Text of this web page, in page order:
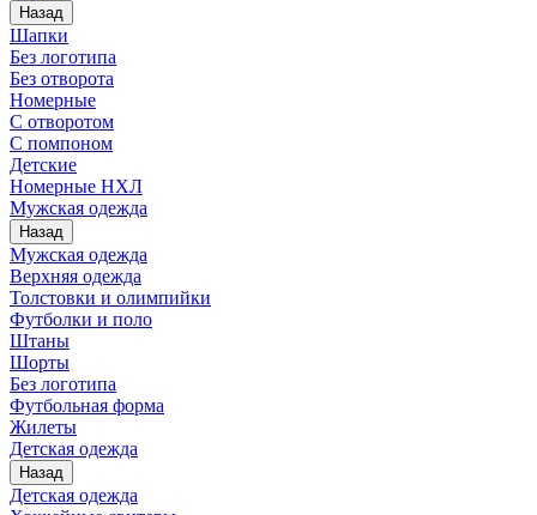
Назад
Шапки
Без логотипа
Без отворота
Номерные
С отворотом
С помпоном
Детские
Номерные НХЛ
Мужская одежда
Назад
Мужская одежда
Верхняя одежда
Толстовки и олимпийки
Футболки и поло
Штаны
Шорты
Без логотипа
Футбольная форма
Жилеты
Детская одежда
Назад
Детская одежда